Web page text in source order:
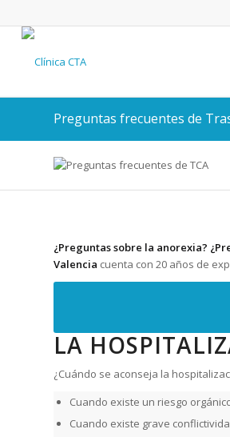
Preguntas frecuentes de
¿Preguntas sobre la anorexia?
Valencia cuenta con 20 años de
LA
¿Cuándo se aconseja la
Cuando existe un riesgo
Cuando existe grave